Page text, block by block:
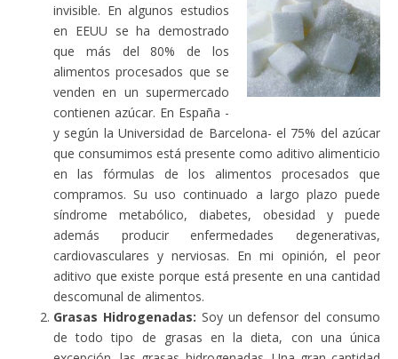
invisible. En algunos estudios
en EEUU se ha demostrado
que más del 80% de los
alimentos procesados que se
venden en un supermercado
contienen azúcar. En España -
y según la Universidad de Barcelona- el 75% del azúcar
que consumimos está presente como aditivo alimenticio
en las fórmulas de los alimentos procesados que
compramos. Su uso continuado a largo plazo puede
síndrome metabólico, diabetes, obesidad y puede
además producir enfermedades degenerativas,
cardiovasculares y nerviosas. En mi opinión, el peor
aditivo que existe porque está presente en una cantidad
descomunal de alimentos.
Grasas Hidrogenadas: Soy un defensor del consumo
de todo tipo de grasas en la dieta, con una única